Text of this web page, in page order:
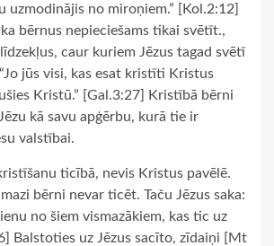
uzmodinājis no miroņiem.” [Kol.2:12]
bērnus nepieciešams tikai svētīt.,
caur kuriem Jēzus tagad svētī
jūs visi, kas esat kristīti Kristus
Kristū.” [Gal.3:27] Kristībā bērni
kā savu apģērbu, kurā tie ir
valstībai.
ticībā, nevis Kristus pavēlē.
bērni nevar ticēt. Taču Jēzus saka:
no šiem vismazākiem, kas tic uz
Balstoties uz Jēzus sacīto, zīdaiņi [Mt